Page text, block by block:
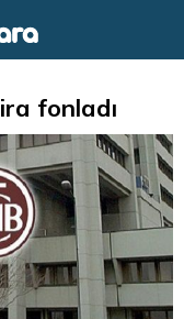
fonladı